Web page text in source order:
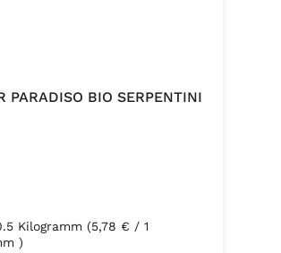
PARADISO BIO SERPENTINI
Kilogramm (5,78 € / 1
)